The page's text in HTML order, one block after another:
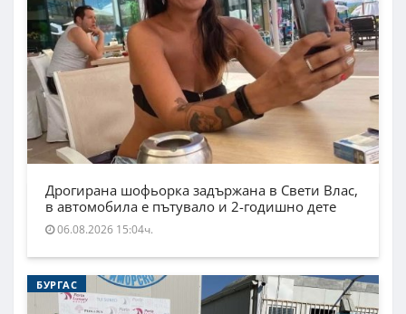
Дрогирана шофьорка задържана в Свети Влас,
в автомобила е пътувало и 2-годишно дете
06.08.2026 15:04ч.
БУРГАС